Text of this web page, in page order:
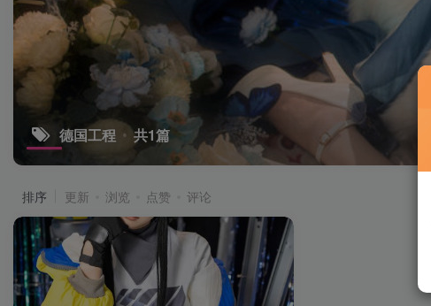
德国工程 共1篇
排序 更新 浏览 点赞 评论